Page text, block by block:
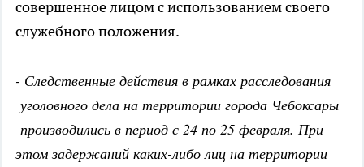
совершенное лицом с использованием своего
служебного положения.
- Следственные действия в рамках расследования
уголовного дела на территории города Чебоксары
производились в период с 24 по 25 февраля. При
этом задержаний каких-либо лиц на территории